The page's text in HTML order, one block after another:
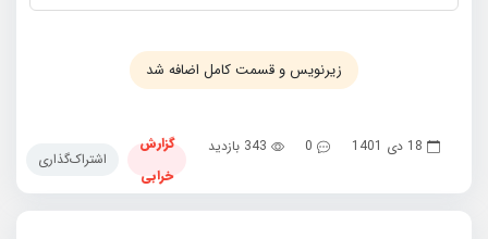
زیرنویس و قسمت کامل اضافه شد
18 دی 1401 0 343 بازدید
گزارش
خرابی
اشتراک‌گذاری